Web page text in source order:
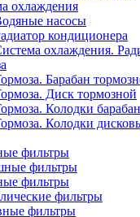
охлаждения
насосы
кондиционера
охлаждения.
Барабан
Диск тормозной
Колодки
Колодки
фильтры
фильтры
фильтры
фильтры
фильтры